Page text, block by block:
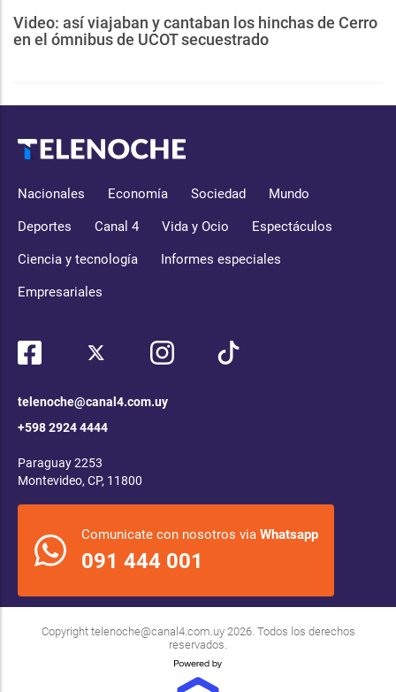
Video: así viajaban y cantaban los hinchas de Cerro
en el ómnibus de UCOT secuestrado
Nacionales Economía Sociedad Mundo
Deportes Canal 4 Vida y Ocio Espectáculos
Ciencia y tecnología Informes especiales
Empresariales
telenoche@canal4.com.uy
+598 2924 4444
Paraguay 2253
Montevideo, CP, 11800
Comunicate con nosotros via Whatsapp
091 444 001
Copyright telenoche@canal4.com.uy2026. Todos los derechos
reservados.